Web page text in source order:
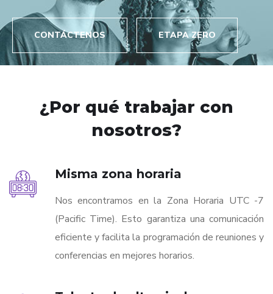
CONTÁCTENOS ETAPA ZERO
¿Por qué trabajar con
nosotros?
Misma zona horaria
Nos encontramos en la Zona Horaria UTC -7
(Pacific Time). Esto garantiza una comunicación
eficiente y facilita la programación de reuniones y
conferencias en mejores horarios.